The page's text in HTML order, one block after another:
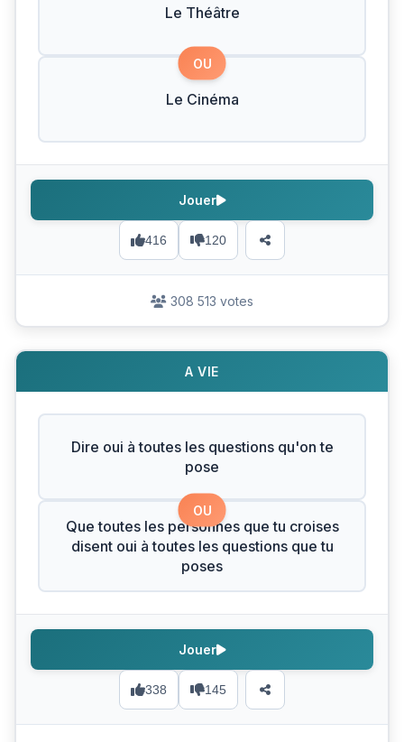
Le Théâtre
OU
Le Cinéma
416 120
Jouer
308 513 votes
A VIE
Dire oui à toutes les questions qu'on te
pose
OU
Que toutes les personnes que tu croises
disent oui à toutes les questions que tu
poses
338 145
Jouer